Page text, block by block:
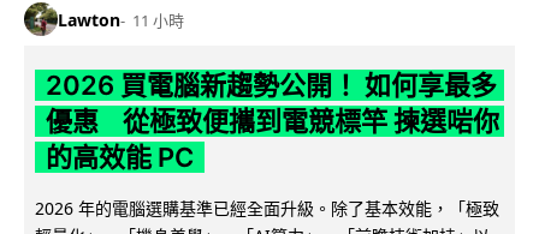
Lawton 11 小時
2026 買電腦新趨勢公開！ 如何享最多
優惠 從極致便攜到電競標竿 揀選啱你
的高效能 PC
2026 年的電腦選購基準已經全面升級。除了基本效能，「極致